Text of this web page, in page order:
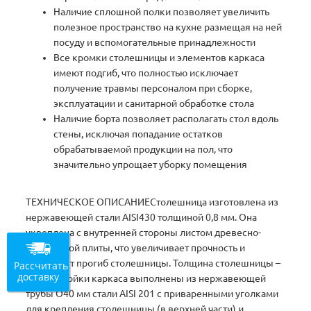
Наличие сплошной полки позволяет увеличить
полезное пространство на кухне размещая на ней
посуду и вспомогательные принадлежности
Все кромки столешницы и элементов каркаса
имеют подгиб, что полностью исключает
получение травмы персоналом при сборке,
эксплуатации и санитарной обработке стола
Наличие борта позволяет располагать стол вдоль
стены, исключая попадание остатков
обрабатываемой продукции на пол, что
значительно упрощает уборку помещения
ТЕХНИЧЕСКОЕ ОПИСАНИЕСтолешница изготовлена из
нержавеющей стали AISI430 толщиной 0,8 мм. Она
укреплена с внутренней стороны листом древесно-
стружечной плиты, что увеличивает прочность и
исключает прогиб столешницы. Толщина столешницы –
50 мм. Стойки каркаса выполнены из нержавеющей
трубы O40 мм стали AISI 201 с приваренными уголками
Рассчитать
доставку